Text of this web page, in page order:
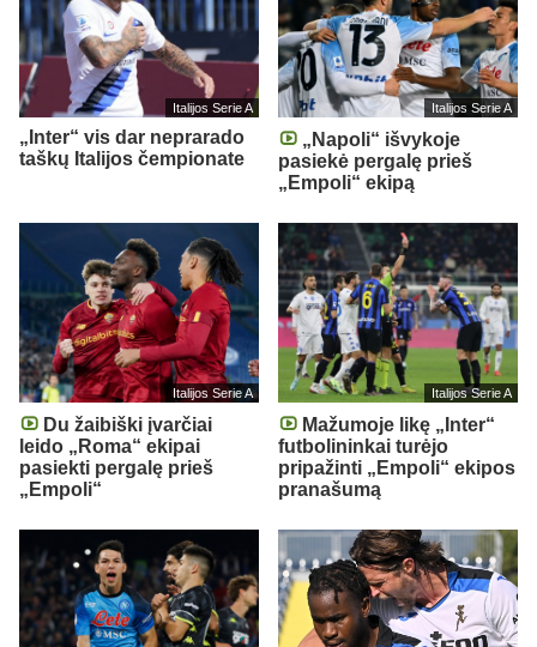
Italijos Serie A
„Inter“ vis dar neprarado
taškų Italijos čempionate
Italijos Serie A
„Napoli“ išvykoje
pasiekė pergalę prieš
„Empoli“ ekipą
Italijos Serie A
Du žaibiški įvarčiai
leido „Roma“ ekipai
pasiekti pergalę prieš
„Empoli“
Italijos Serie A
Mažumoje likę „Inter“
futbolininkai turėjo
pripažinti „Empoli“ ekipos
pranašumą